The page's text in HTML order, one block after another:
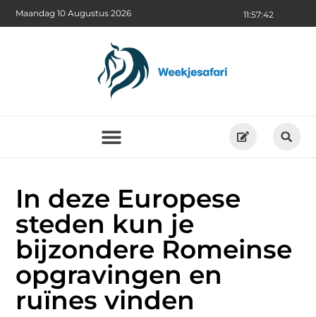
11:57:44
Maandag 10 Augustus 2026
In deze Europese
steden kun je
bijzondere Romeinse
opgravingen en
ruïnes vinden